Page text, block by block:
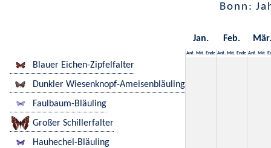
Bonn:
Jan. Feb. Mär.
Anf. Mit. Ende Anf. Mit. Ende Anf. Mit.
Blauer Eichen-Zipfelfalter
Dunkler Wiesenknopf-Ameisenbläuling
Faulbaum-Bläuling
Großer Schillerfalter
Hauhechel-Bläuling